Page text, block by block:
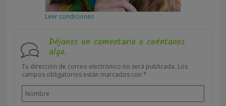
Leer condiciones
Déjanos un comentario o cuéntanos
algo.
Tu dirección de correo electrónico no será publicada. Los
campos obligatorios están marcados con *